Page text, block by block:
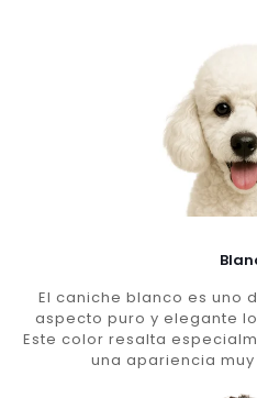
El caniche blanco es uno
aspecto puro y elegante
Este color resalta
una apariencia